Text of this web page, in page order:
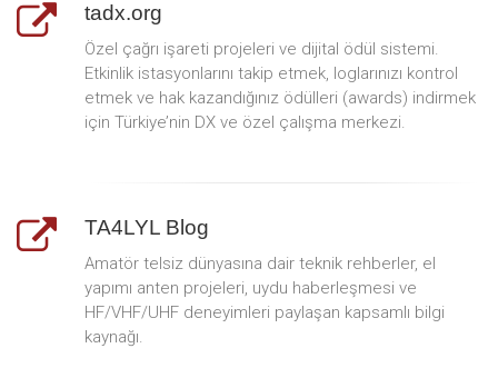
tadx.org
Özel çağrı işareti projeleri ve dijital ödül sistemi.
Etkinlik istasyonlarını takip etmek, loglarınızı kontrol
etmek ve hak kazandığınız ödülleri (awards) indirmek
için Türkiye’nin DX ve özel çalışma merkezi.
TA4LYL Blog
Amatör telsiz dünyasına dair teknik rehberler, el
yapımı anten projeleri, uydu haberleşmesi ve
HF/VHF/UHF deneyimleri paylaşan kapsamlı bilgi
kaynağı.